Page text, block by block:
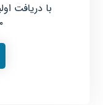
با دریافت
۲۰٪